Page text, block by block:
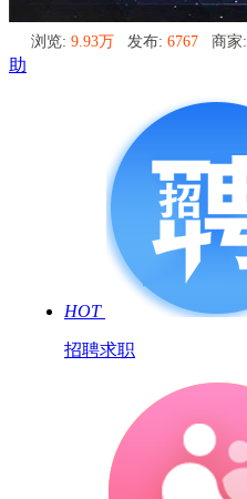
浏览: 9.93万 发布: 6767 商家:
助
HOT
招聘求职